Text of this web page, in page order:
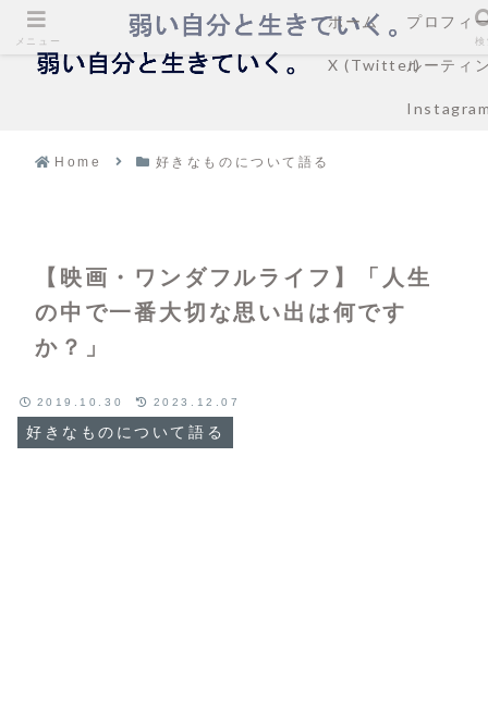
ホーム プロフィ
X (Twitter)ルーティ
Home 好きなものについて語る
【映画・ワンダフルライフ】「人生
の中で一番大切な思い出は何です
か？」
好きなものについて語る
2019.10.30 2023.12.07
メニュー